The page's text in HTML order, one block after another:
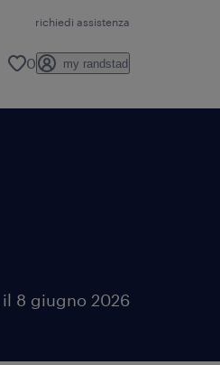
richiedi assistenza
0 my randstad
8 giugno 2026